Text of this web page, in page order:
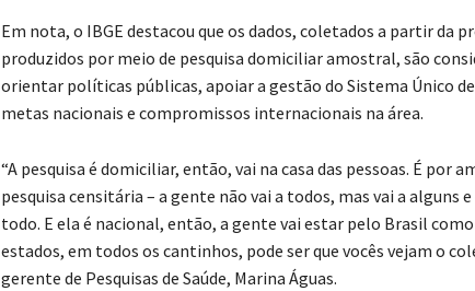
Em nota, o IBGE destacou que os dados, coletados a partir da
produzidos por meio de pesquisa domiciliar amostral, são
orientar políticas públicas, apoiar a gestão do Sistema Único
metas nacionais e compromissos internacionais na área.
“A pesquisa é domiciliar, então, vai na casa das pessoas. É por
pesquisa censitária – a gente não vai a todos, mas vai a alguns
todo. E ela é nacional, então, a gente vai estar pelo Brasil
estados, em todos os cantinhos, pode ser que vocês vejam o
gerente de Pesquisas de Saúde, Marina Águas.